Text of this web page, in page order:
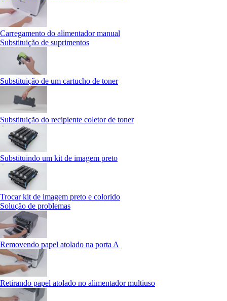
Carregamento do alimentador manual
Substituição de suprimentos
Substituição de um cartucho de toner
Substituição do recipiente coletor de toner
Substituindo um kit de imagem preto
Trocar kit de imagem preto e colorido
Solução de problemas
Removendo papel atolado na porta A
Retirando papel atolado no alimentador multiuso